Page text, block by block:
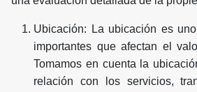
Ubicación: La ubicación es
importantes que afectan el
Tomamos en cuenta la
relación con los servicios,